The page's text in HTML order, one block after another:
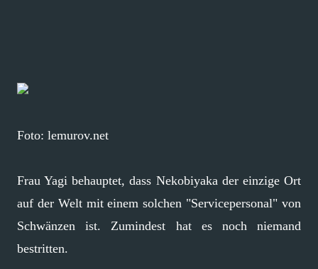
Foto: lemurov.net
Frau Yagi behauptet, dass Nekobiyaka der einzige Ort
auf der Welt mit einem solchen "Servicepersonal" von
Schwänzen ist. Zumindest hat es noch niemand
bestritten.